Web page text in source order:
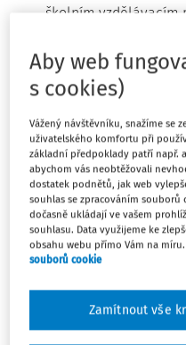
školním vzdělávacím
(4) Jazyková škola
kritéria pro přijetí a
(5) Při organizaci
postupuje obdobně jako
základních a středních
Hodnocení výsledků
(1) Jazyková škola
nejméně dvakrát za
seznámí. Žákovi na jeho
Aby web
s cookies)
Vážený návštěvníku, snažíme se
uživatelského komfortu při
základní předpoklady patří např.
abychom vás neobtěžovali
dostatek podnětů, jak web
souhlas se zpracováním souborů
dočasně ukládají ve vašem
souhlasu. Data využijeme ke
obsahu webu přímo Vám na míru.
souborů cookie
Zamítnout vše